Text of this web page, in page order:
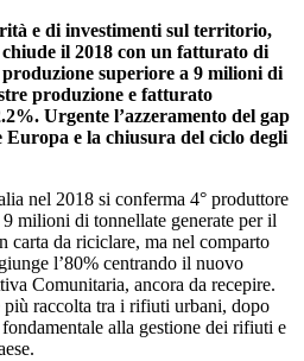
e di investimenti sul territorio,
il 2018 con un fatturato di
superiore a 9 milioni di
produzione e fatturato
Urgente l’azzeramento del gap
e la chiusura del ciclo degli
nel 2018 si conferma 4° produttore
milioni di tonnellate generate per il
carta da riciclare, ma nel comparto
l’80% centrando il nuovo
Comunitaria, ancora da recepire.
raccolta tra i rifiuti urbani, dopo
alla gestione dei rifiuti e